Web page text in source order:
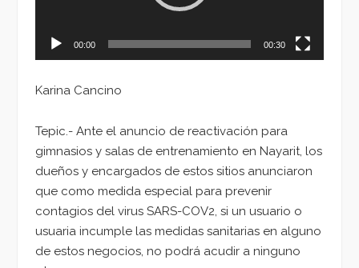
00:00 00:30
Karina Cancino
Tepic.- Ante el anuncio de reactivación para
gimnasios y salas de entrenamiento en Nayarit, los
dueños y encargados de estos sitios anunciaron
que como medida especial para prevenir
contagios del virus SARS-COV2, si un usuario o
usuaria incumple las medidas sanitarias en alguno
de estos negocios, no podrá acudir a ninguno